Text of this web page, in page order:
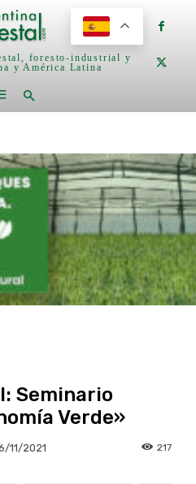
foresto-industrial y
y América Latina
Seminario
Verde»
11/2021 217